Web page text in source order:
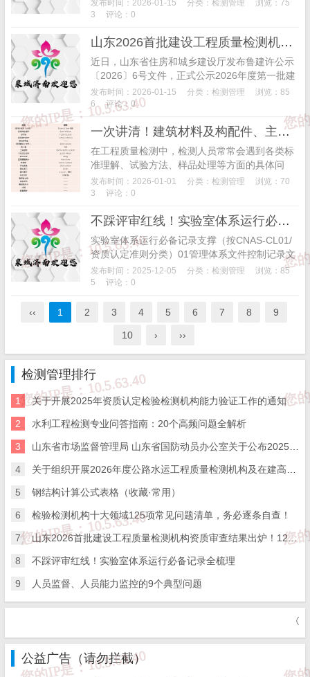
内多家检测机构的资质申请（新设立及新设立...
发布时间：2026-01-15 分类： 检测管理
浏览：75
3
评论：0
山东2026首批建设工程质量检测机构资质审查结果出炉！12家企业命运分化，行业洗牌信号明显
近日，山东省住房和城乡建设厅发布鲁建许公示
〔2026〕6号文件，正式公示2026年度第一批建
设工程质量检测机构资质审查结果。公示期为20
26年1月14日至2026年1月20日，期间...
发布时间：2026-01-15 分类： 检测管理
浏览：85
6
评论：0
一次讲清！建筑材料及构配件、主体结构及装饰装修、钢结构、地基基础专项最常问的若干个问题
在工程质量检测中，检测人员常常会遇到各类标
准理解、试验方法、样品处理等方面的具体问
题。01建筑材料及构配件问题1：建筑材料及构
配件中的墙板一般都有哪些标准？答：常见的
发布时间：2026-01-01 分类： 检测管理
浏览：70
3
评论：0
不踩评审红线！实验室体系运行必备记录全梳理
实验室体系运行必备记录支撑（按CNAS-CL01/
资质认定准则分类）01管理体系文件控制记录文
件批准/发布/修订/作废/回收记录表文件发放与签
收台账（含电子文...
发布时间：2025-12-05 分类： 检测管理
浏览：85
5
评论：0
‹‹ 1 2 3 4 5 6 7 8 9
10 › ››
检测管理排行
1 关于开展2025年资质认定检验检测机构能力验证工作的通知
2 水利工程检测专业问答指南：20个高频问题全解析
3 山东省市场监督管理局 山东省国防动员办公室关于公布2025年度综合类检验检测机构监督抽查结果的通知
4 关于组织开展2026年度公路水运工程质量检测机构及在建高速公路项目工地试验室比对试验的通知
5 钢结构计算公式表格（收藏·常用）
6 检验检测机构十大领域125项常见问题清单，务必逐条自查！
7 山东2026首批建设工程质量检测机构资质审查结果出炉！12家企业命运分化，行业洗牌信号明显
8 不踩评审红线！实验室体系运行必备记录全梳理
9 人员监督、人员能力监控的9个典型问题
①、违
公益广告（请勿拦截）